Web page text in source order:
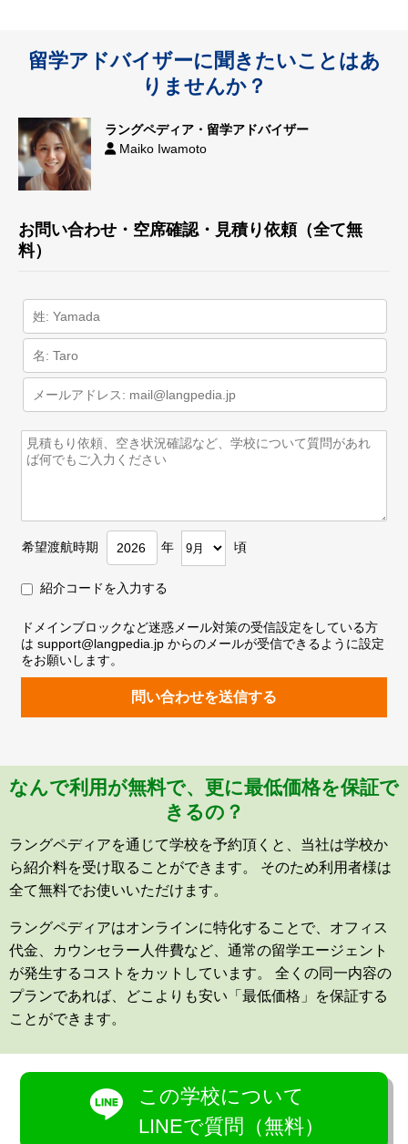
留学アドバイザーに聞きたいことはあ
りませんか？
ラングペディア・留学アドバイザー
Maiko Iwamoto
お問い合わせ・空席確認・見積り依頼（全て無
料）
希望渡航時期 年 頃
紹介コードを入力する
ドメインブロックなど迷惑メール対策の受信設定をしている方
は support@langpedia.jp からのメールが受信できるように設定
をお願いします。
問い合わせを送信する
なんで利用が無料で、更に最低価格を保証で
きるの？
ラングペディアを通じて学校を予約頂くと、当社は学校か
ら紹介料を受け取ることができます。 そのため利用者様は
全て無料でお使いいただけます。
ラングペディアはオンラインに特化することで、オフィス
代金、カウンセラー人件費など、通常の留学エージェント
が発生するコストをカットしています。 全くの同一内容の
プランであれば、どこよりも安い「最低価格」を保証する
ことができます。
この学校について
LINEで質問（無料）